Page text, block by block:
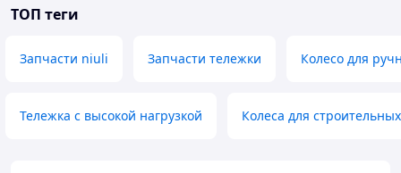
ТОП теги
Запчасти niuli Запчасти тележки Колесо для
Тележка с высокой нагрузкой Колеса для